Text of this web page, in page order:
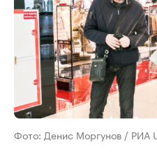
Фото: Денис Моргунов / РИА